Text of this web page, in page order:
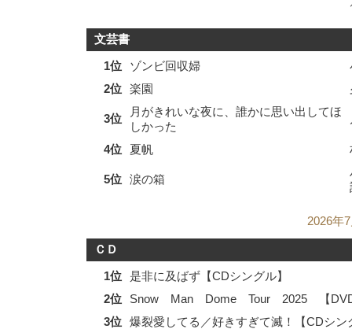
文芸書
1位
ゾンビ回収婦
2位 楽園
3位
月がきれいな夜に、誰かに思い出してほ
しかった
4位 夏帆
5位 涙の箱
2026年
ＣＤ
1位
是非に及ばず【CDシングル】
2位
Snow Man Dome Tour 2025 【
3位 爆裂愛してる／好きすぎて滅！【CDシン